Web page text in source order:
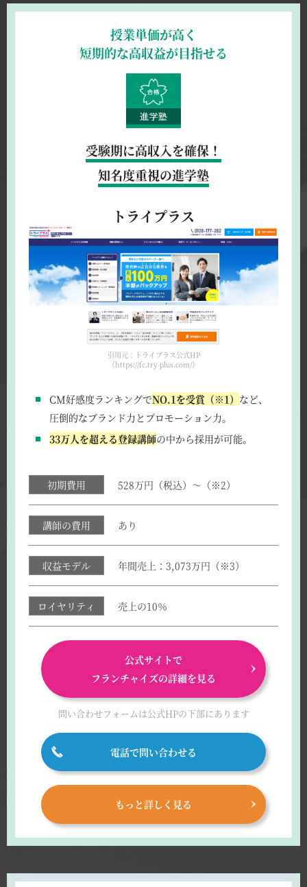
授業単価が高く
短期的な高収益が目指せる
受験期に高収入を確保！
知名度重視の進学塾
トライプラス
引用元：トライプラス公式HP
（https://fc.try-plus.com/）
CM好感度ランキングでNO.1を受賞（※1） など、
圧倒的なブランド力とプロモーション力。
33万人を超える登録講師の中から採用が可能。
初期費用 528万円（税込）～（※2）
講師の費用 あり
収益モデル 年間売上：3,073万円（※3）
ロイヤリティ 売上の10％
公式サイトで
フランチャイズの詳細を見る
問い合わせフォームは公式HPの下部にあります
電話で問い合わせる
もっと詳しく見る